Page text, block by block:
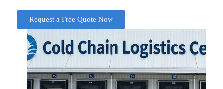
Request a Free Quote Now